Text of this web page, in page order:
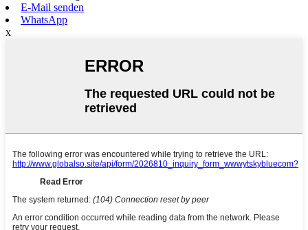
E-Mail senden
WhatsApp
x